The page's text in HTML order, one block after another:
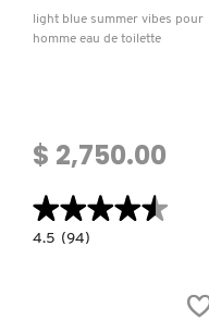
light blue summer vibes pour
homme eau de toilette
$ 2,750.00
★★★★★
★★★★★
4.5
4.5 (94)